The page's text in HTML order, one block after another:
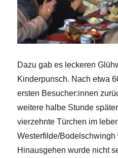
Dazu gab es leckeren
Kinderpunsch. Nach etwa
ersten Besucher:innen
weitere halbe Stunde
vierzehnte Türchen im
Westerfilde/Bodelschwingh
Hinausgehen wurde nicht